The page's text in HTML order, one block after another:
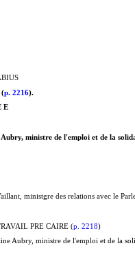
(p. 2216).
E
ministre de l'emploi et de la
ministgre des relations avec le
PRE CAIRE (p. 2218)
Aubry, ministre de l'emploi et de la